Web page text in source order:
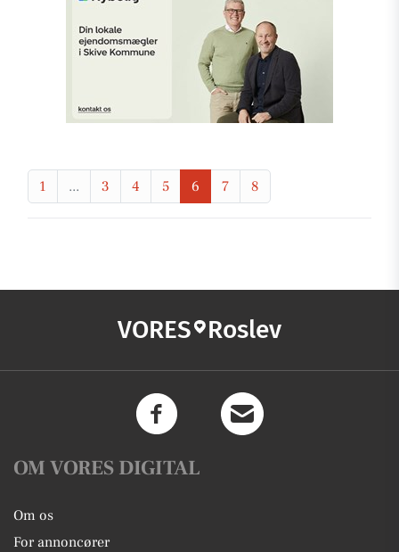
1 ... 3 4 5 6 7 8
VORES Roslev
OM VORES DIGITAL
Om os
For annoncører